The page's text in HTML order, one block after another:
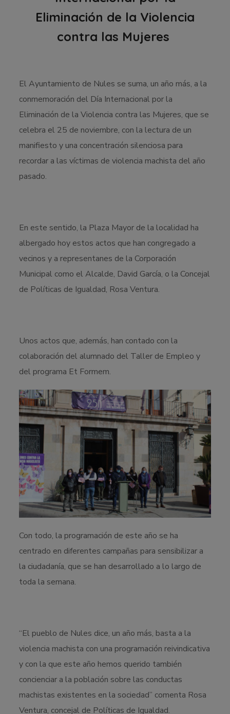
Eliminación de la Violencia
contra las Mujeres
El Ayuntamiento de Nules se suma, un año más, a la
conmemoración del Día Internacional por la
Eliminación de la Violencia contra las Mujeres, que se
celebra el 25 de noviembre, con la lectura de un
manifiesto y una concentración silenciosa para
recordar a las víctimas de violencia machista del año
pasado.
En este sentido, la Plaza Mayor de la localidad ha
albergado hoy estos actos que han congregado a
vecinos y a representanes de la Corporación
Municipal como el Alcalde, David García, o la Concejal
de Políticas de Igualdad, Rosa Ventura.
Unos actos que, además, han contado con la
colaboración del alumnado del Taller de Empleo y
del programa Et Formem.
Con todo, la programación de este año se ha
centrado en diferentes campañas para sensibilizar a
la ciudadanía, que se han desarrollado a lo largo de
toda la semana.
“El pueblo de Nules dice, un año más, basta a la
violencia machista con una programación reivindicativa
y con la que este año hemos querido también
concienciar a la población sobre las conductas
machistas existentes en la sociedad” comenta Rosa
Ventura, concejal de Políticas de Igualdad.